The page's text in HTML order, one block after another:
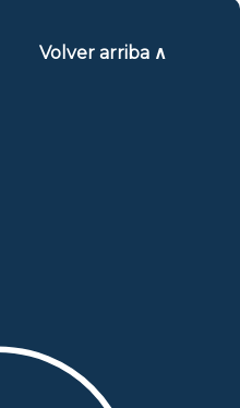
Volver arriba ∧